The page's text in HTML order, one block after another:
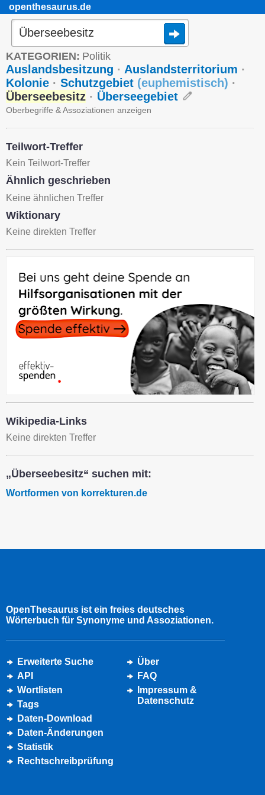
openthesaurus.de
KATEGORIEN: Politik
Auslandsbesitzung · Auslandsterritorium ·
Kolonie · Schutzgebiet (euphemistisch) ·
Überseebesitz · Überseegebiet
Oberbegriffe & Assoziationen anzeigen
Teilwort-Treffer
Kein Teilwort-Treffer
Ähnlich geschrieben
Keine ähnlichen Treffer
Wiktionary
Keine direkten Treffer
Wikipedia-Links
Keine direkten Treffer
„Überseebesitz“ suchen mit:
Wortformen von korrekturen.de
OpenThesaurus ist ein freies deutsches
Wörterbuch für Synonyme und Assoziationen.
Erweiterte Suche
API
Wortlisten
Tags
Daten-Download
Daten-Änderungen
Statistik
Rechtschreibprüfung
Über
FAQ
Impressum &
Datenschutz